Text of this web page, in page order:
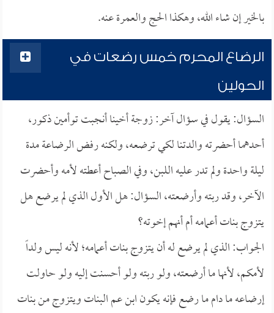
بالخير إن شاء الله، وهكذا الحج والعمرة عنه.
الرضاع المحرم خمس رضعات في
الحولين
السؤال: يقول في سؤال آخر: زوجة أخينا أنجبت توأمين ذكور،
أحدهما أحضرته والدتنا لكي ترضعه، ولكنه رفض الرضاعة مدة
ليلة واحدة ولم تدر عليه اللبن، وفي الصباح أعطته لأمه وأحضرت
الآخر، وقد ربته وأرضعته، السؤال: هل الأول الذي لم يرضع هل
يتزوج بنات أعمامه أم أنهم إخوته؟
الجواب: الذي لم يرضع له أن يتزوج بنات أعمامه؛ لأنه ليس ولداً
لأمكم، لأنها ما أرضعته، ولو ربته ولو أحسنت إليه ولو حاولت
إرضاعه ما دام ما رضع فإنه يكون ابن عم البنات ويتزوج من بنات